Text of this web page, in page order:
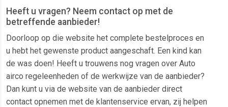
Heeft u vragen? Neem contact op met de
betreffende aanbieder!
Doorloop op die website het complete bestelproces en
u hebt het gewenste product aangeschaft. Een kind kan
de was doen! Heeft u trouwens nog vragen over Auto
airco regeleenheden of de werkwijze van de aanbieder?
Dan kunt u via de website van de aanbieder direct
contact opnemen met de klantenservice ervan, zij helpen